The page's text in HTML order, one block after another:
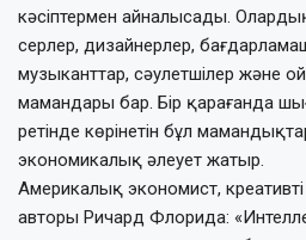
кәсіптермен айналысады.
серлер, дизайнерлер,
музыканттар, сәулетшілер және
мамандары бар. Бір қарағанда
ретінде көрінетін бұл
экономикалық әлеует жатыр.
Америкалық экономист,
авторы Ричард Флори­да: